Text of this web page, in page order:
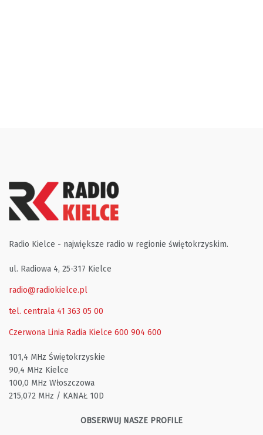
Radio Kielce - największe radio w regionie świętokrzyskim.
ul. Radiowa 4, 25-317 Kielce
radio@radiokielce.pl
tel. centrala 41 363 05 00
Czerwona Linia Radia Kielce 600 904 600
101,4 MHz Świętokrzyskie
90,4 MHz Kielce
100,0 MHz Włoszczowa
215,072 MHz / KANAŁ 10D
OBSERWUJ NASZE PROFILE